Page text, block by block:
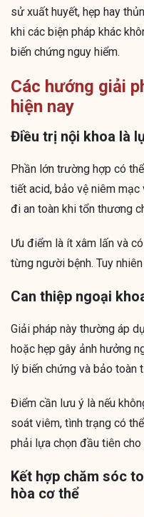
sử xuất huyết, hẹp hay
khi các biện pháp khác
biến chứng nguy hiểm.
Các hướng giải
hiện nay
Điều trị nội khoa là
Phần lớn trường hợp có
tiết acid, bảo vệ niêm
đi an toàn khi tổn thương
Ưu điểm là ít xâm lấn và
từng người bệnh. Tuy
Can thiệp ngoại
Giải pháp này thường áp
hoặc hẹp gây ảnh hưởng
lý biến chứng và bảo toàn
Điểm cần lưu ý là nếu
soát viêm, tình trạng có
phải lựa chọn đầu tiên
Kết hợp chăm sóc
hòa cơ thể